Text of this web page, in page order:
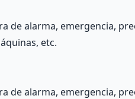
de alarma, emergencia,
etc.
de alarma, emergencia,